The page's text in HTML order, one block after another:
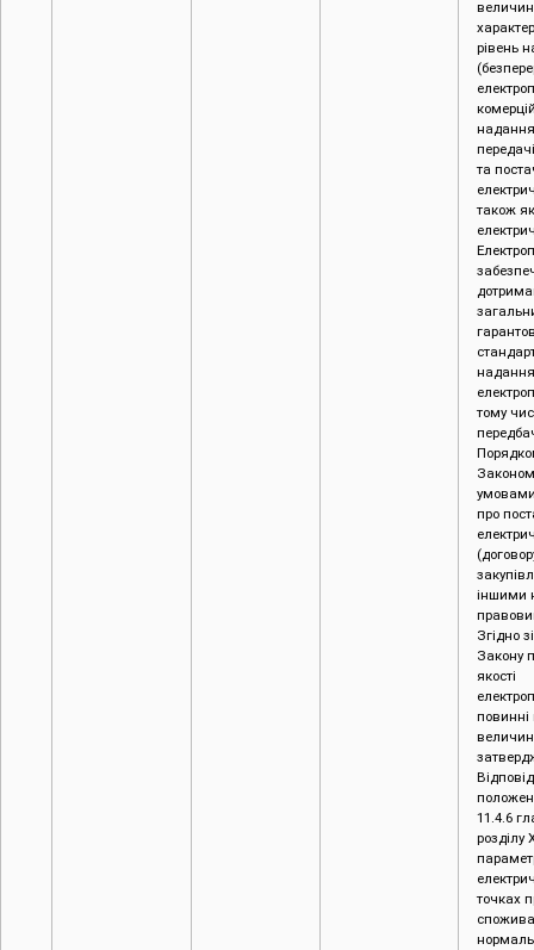
рівень
та
також
тому
про
іншими
Згідно
Закону
якості
повинні
11.4.6
розділу
точках